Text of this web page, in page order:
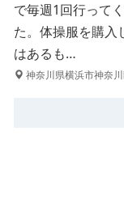
で毎週1回行って
た。体操服を購入
はあるも…
神奈川県横浜市神奈